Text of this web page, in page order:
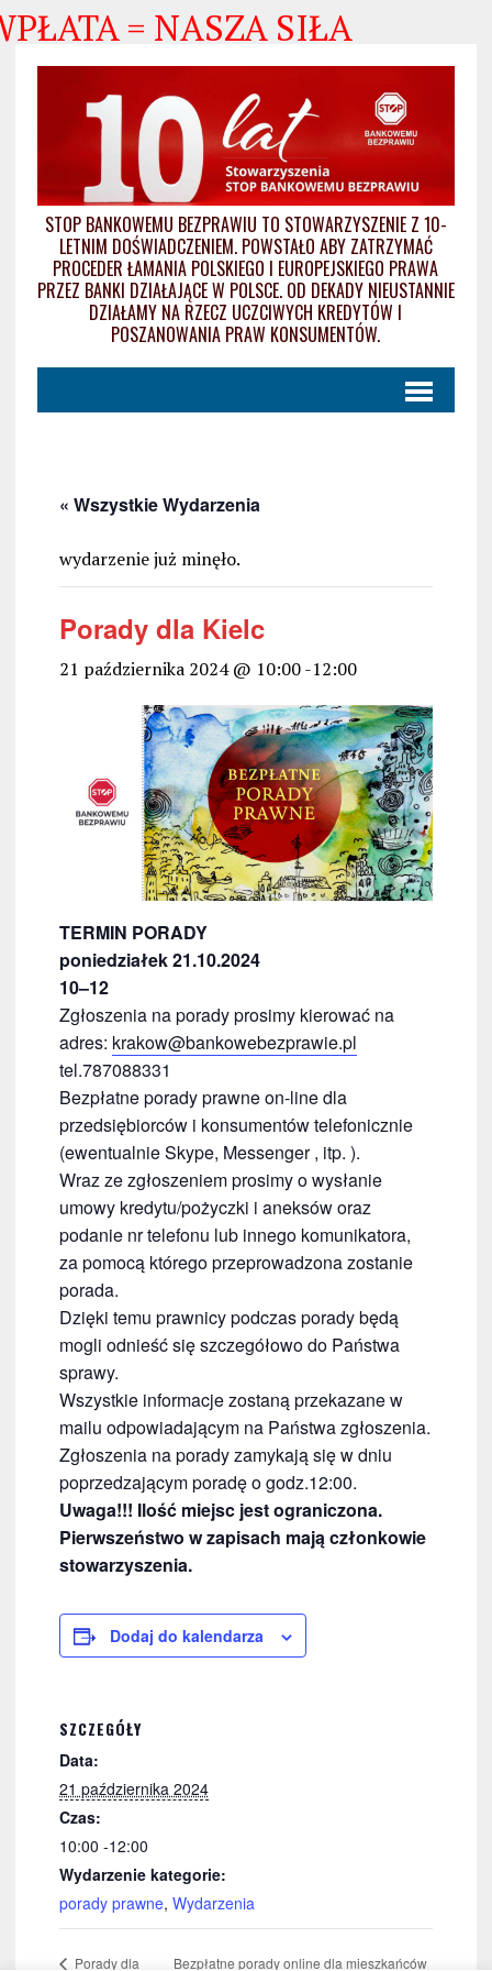
= NASZA SIŁA
STOP BANKOWEMU BEZPRAWIU TO STOWARZYSZENIE Z 10-
LETNIM DOŚWIADCZENIEM. POWSTAŁO ABY ZATRZYMAĆ
PROCEDER ŁAMANIA POLSKIEGO I EUROPEJSKIEGO PRAWA
PRZEZ BANKI DZIAŁAJĄCE W POLSCE. OD DEKADY NIEUSTANNIE
DZIAŁAMY NA RZECZ UCZCIWYCH KREDYTÓW I
POSZANOWANIA PRAW KONSUMENTÓW.
« Wszystkie Wydarzenia
wydarzenie już minęło.
Porady dla Kielc
21 października 2024 @ 10:00-12:00
TERMIN PORADY
poniedziałek 21.10.2024
10–12
Zgłoszenia na porady prosimy kierować na
adres: krakow@bankowebezprawie.pl
tel.787088331
Bezpłatne porady prawne on-line dla
przedsiębiorców i konsumentów telefonicznie
(ewentualnie Skype, Messenger , itp. ).
Wraz ze zgłoszeniem prosimy o wysłanie
umowy kredytu/pożyczki i aneksów oraz
podanie nr telefonu lub innego komunikatora,
za pomocą którego przeprowadzona zostanie
porada.
Dzięki temu prawnicy podczas porady będą
mogli odnieść się szczegółowo do Państwa
sprawy.
Wszystkie informacje zostaną przekazane w
mailu odpowiadającym na Państwa zgłoszenia.
Zgłoszenia na porady zamykają się w dniu
poprzedzającym poradę o godz.12:00.
Uwaga!!! Ilość miejsc jest ograniczona.
Pierwszeństwo w zapisach mają członkowie
stowarzyszenia.
Dodaj do kalendarza
SZCZEGÓŁY
Data:
21 października 2024
Czas:
10:00 -12:00
Wydarzenie kategorie:
porady prawne, Wydarzenia
Porady dla Bezpłatne porady online dla mieszkańców